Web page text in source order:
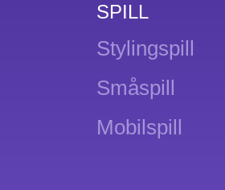
SPILL
Stylingspill
Småspill
Mobilspill